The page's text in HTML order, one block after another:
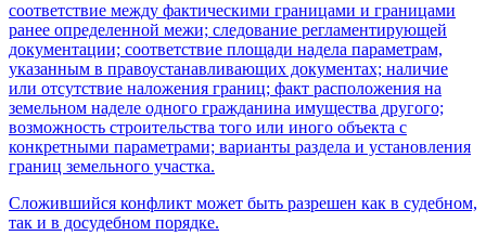
соответствие между фактическими границами и границами
ранее определенной межи; следование регламентирующей
документации; соответствие площади надела параметрам,
указанным в правоустанавливающих документах; наличие
или отсутствие наложения границ; факт расположения на
земельном наделе одного гражданина имущества другого;
возможность строительства того или иного объекта с
конкретными параметрами; варианты раздела и установления
границ земельного участка.
Сложившийся конфликт может быть разрешен как в судебном,
так и в досудебном порядке.